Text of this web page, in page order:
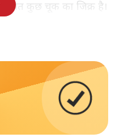
कुछ चूक का जिक्र है।